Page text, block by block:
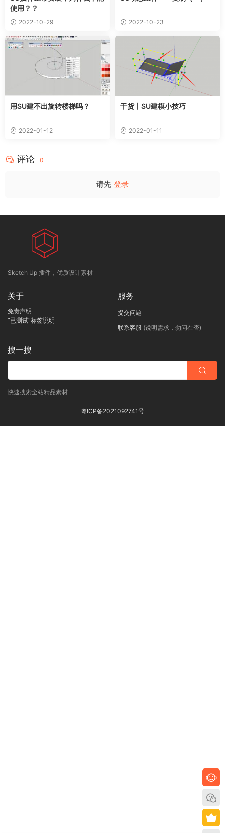
使用？？
2022-10-29 2022-10-23
用SU建不出旋转楼梯吗？
2022-01-12
干货丨SU建模小技巧
2022-01-11
评论 0
请先 登录
Sketch Up 插件，优质设计素材
关于
免责声明
“已测试”标签说明
服务
提交问题
联系客服 (说明需求，勿问在否)
搜一搜
快速搜索全站精品素材
粤ICP备2021092741号